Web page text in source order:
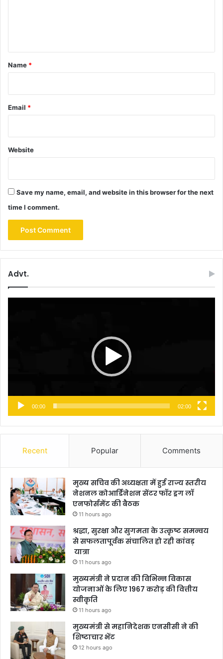
*
Name *
Email *
Website
Save my name, email, and website in this browser for the next
time I comment.
Advt.
00:00 02:00
Recent Popular Comments
मुख्य सचिव की अध्यक्षता में हुई राज्य स्तरीय
नेशनल कोआर्डिनेशन सेंटर फॉर ड्रग लॉ
एनफोर्समेंट की बैठक
11 hours ago
श्रद्धा, सुरक्षा और सुगमता के उत्कृष्ट समन्वय
से सफलतापूर्वक संचालित हो रही कांवड़
यात्रा
11 hours ago
मुख्यमंत्री ने प्रदान की विभिन्न विकास
योजनाओं के लिए 1967 करोड़ की वित्तीय
स्वीकृति
11 hours ago
मुख्यमंत्री से महानिदेशक एनसीसी ने की
शिष्टाचार भेंट
12 hours ago